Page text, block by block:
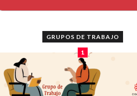
GRUPOS DE TRABAJO
1